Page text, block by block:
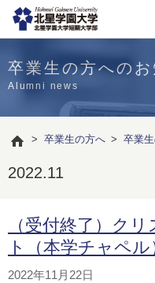
卒業生の方への
Alumni news
> 卒業生の方へ > 卒業
2022.11
（受付終了）ク
ト（本学チャペル
2022年11月22日